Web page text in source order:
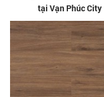
tại Vạn Phúc City